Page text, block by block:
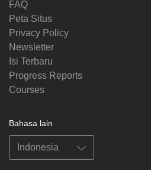
FAQ
Peta Situs
Privacy Policy
Newsletter
Isi Terbaru
Progress Reports
Courses
Bahasa lain